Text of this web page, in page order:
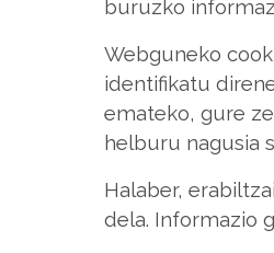
buruzko
Webguneko
identifikatu
emateko, gure
helburu nagusia
Halaber,
dela. Informazio